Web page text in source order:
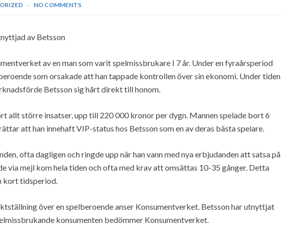
NO COMMENTS
av Betsson
av en man som varit spelmissbrukare I 7 år. Under en fyraårsperiod
som orsakade att han tappade kontrollen över sin ekonomi. Under tiden
Betsson sig hårt direkt till honom.
allt större insatser, upp till 220 000 kronor per dygn. Mannen spelade bort 6
att han innehaft VIP-status hos Betsson som en av deras bästa spelare.
ofta dagligen och ringde upp när han vann med nya erbjudanden att satsa på
via mejl kom hela tiden och ofta med krav att omsättas 10-35 gånger. Detta
kort tidsperiod.
över en spelberoende anser Konsumentverket. Betsson har utnyttjat
konsumenten bedömmer Konsumentverket.